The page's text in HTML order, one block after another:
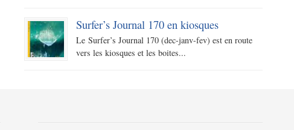
Surfer’s Journal 170 en kiosques
Le Surfer’s Journal 170 (dec-janv-fev) est en route
vers les kiosques et les boites...